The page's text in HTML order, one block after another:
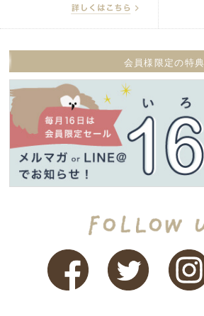
会員様限定の特典